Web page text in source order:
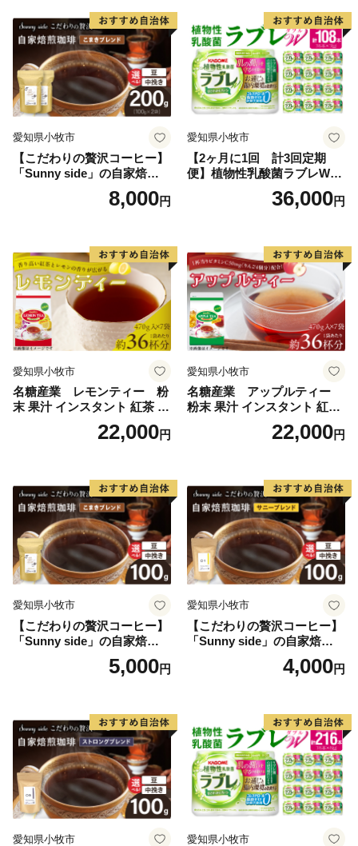
愛知県小牧市
【こだわりの贅沢コーヒー】
「Sunny side」の自家焙煎珈
琲こまきブレンド（200g）
8,000円
愛知県小牧市
【2ヶ月に1回 計3回定期
便】植物性乳酸菌ラブレW
プレーン36本（計108本）
36,000円
愛知県小牧市
名糖産業 レモンティー 粉
末 果汁 インスタント 紅茶 ビ
タミンC 袋 ロングセラー 粉
末飲料 粉末茶 簡単 手軽 ホッ
22,000円
愛知県小牧市
名糖産業 アップルティー
粉末 果汁 インスタント 紅茶
ティー ビタミンC 袋 ロング
セラー 粉末飲料 粉末茶 簡単
22,000円
愛知県小牧市
【こだわりの贅沢コーヒー】
「Sunny side」の自家焙煎珈
琲こまきブレンド（100g）
5,000円
愛知県小牧市
【こだわりの贅沢コーヒー】
「Sunny side」の自家焙煎珈
琲サニーブレンド（100g）
4,000円
愛知県小牧市 愛知県小牧市